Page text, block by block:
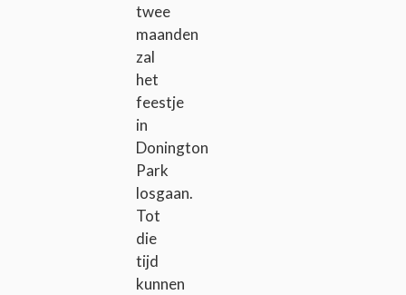
twee
maanden
zal
het
feestje
in
Donington
Park
losgaan.
Tot
die
tijd
kunnen